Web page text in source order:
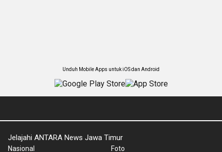
Unduh Mobile Apps untuk iOS dan Android
Jelajahi ANTARA News Jawa Timur
Nasional
Foto